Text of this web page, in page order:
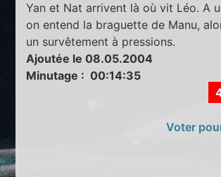
Yan et Nat arrivent là où vit Léo. A
on entend la braguette de Manu,
un survêtement à pressions.
Ajoutée le 08.05.2004
Minutage : 00:14:35
Voter